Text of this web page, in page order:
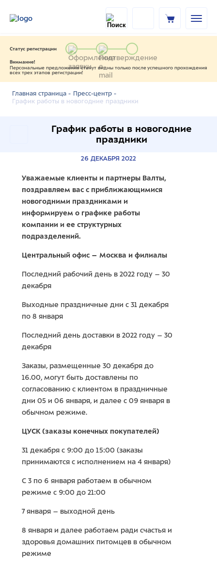
Статус регистрации
Внимание!
Персональные предложения станут видны только после успешного прохождения
всех трех этапов регистрации!
Главная страница - Пресс-центр -
График работы в новогодние праздники
График работы в новогодние
праздники
26 ДЕКАБРЯ 2022
Уважаемые клиенты и партнеры Валты,
поздравляем вас с приближающимися
новогодними праздниками и
информируем о графике работы
компании и ее структурных
подразделений.
Центральный офис – Москва и филиалы
Последний рабочий день в 2022 году – 30
декабря
Выходные праздничные дни с 31 декабря
по 8 января
Последний день доставки в 2022 году – 30
декабря
Заказы, размещенные 30 декабря до
16.00, могут быть доставлены по
согласованию с клиентом в праздничные
дни 05 и 06 января, и далее с 09 января в
обычном режиме.
ЦУСК (заказы конечных покупателей)
31 декабря с 9:00 до 15:00 (заказы
принимаются с исполнением на 4 января)
С 3 по 6 января работаем в обычном
режиме с 9:00 до 21:00
7 января – выходной день
8 января и далее работаем ради счастья и
здоровья домашних питомцев в обычном
режиме